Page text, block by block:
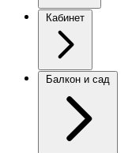
Кабинет
Балкон и сад